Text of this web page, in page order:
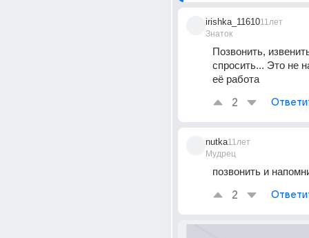
irishka_11610
Знаток
11лет
Позвонить,
спросить... Это не
её работа
2
nutka
Мудрец
11лет
позвонить и
2